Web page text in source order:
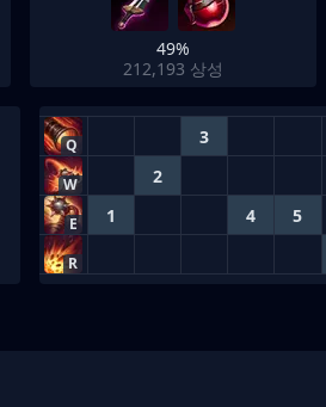
49%
212,193 상성
Q 3
W 2
E 1 4 5
R